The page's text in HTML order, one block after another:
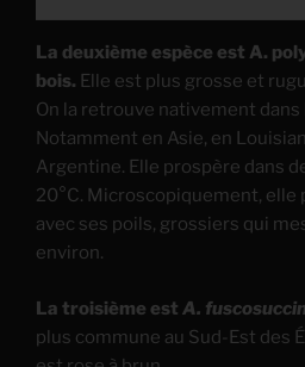
La deuxième espèce est A.
bois. Elle est plus grosse et
On la retrouve nativement
Notamment en Asie, en
Argentine. Elle prospère dans
20°C. Microscopiquement,
avec ses poils, grossiers qui
environ.
La troisième est A.
plus commune au Sud-Est des